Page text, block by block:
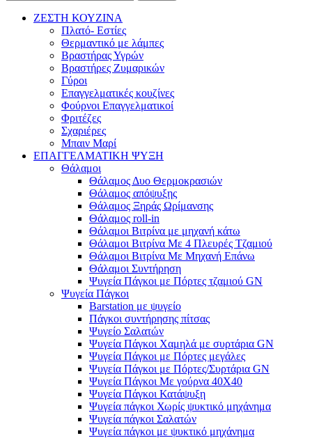
ΖΕΣΤΗ ΚΟΥΖΙΝΑ
Πλατό- Εστίες
Θερμαντικό με λάμπες
Βραστήρας Υγρών
Βραστήρες Ζυμαρικών
Γύροι
Επαγγελματικές κουζίνες
Φούρνοι Επαγγελματικοί
Φριτέζες
Σχαριέρες
Μπαιν Μαρί
ΕΠΑΓΓΕΛΜΑΤΙΚΗ ΨΥΞΗ
Θάλαμοι
Θάλαμος Δυο Θερμοκρασιών
Θάλαμος απόψυξης
Θάλαμος Ξηράς Ωρίμανσης
Θάλαμος roll-in
Θάλαμοι Βιτρίνα με μηχανή κάτω
Θάλαμοι Βιτρίνα Με 4 Πλευρές Τζαμιού
Θάλαμοι Βιτρίνα Με Μηχανή Επάνω
Θάλαμοι Συντήρηση
Ψυγεία Πάγκοι με Πόρτες τζαμιού GN
Ψυγεία Πάγκοι
Barstation με ψυγείο
Πάγκοι συντήρησης πίτσας
Ψυγείο Σαλατών
Ψυγεία Πάγκοι Χαμηλά με συρτάρια GN
Ψυγεία Πάγκοι με Πόρτες μεγάλες
Ψυγεία Πάγκοι με Πόρτες/Συρτάρια GN
Ψυγεία Πάγκοι Με γούρνα 40Χ40
Ψυγεία Πάγκοι Κατάψυξη
Ψυγεία πάγκοι Χωρίς ψυκτικό μηχάνημα
Ψυγεία πάγκοι Σαλατών
Ψυγεία πάγκοι με ψυκτικό μηχάνημα